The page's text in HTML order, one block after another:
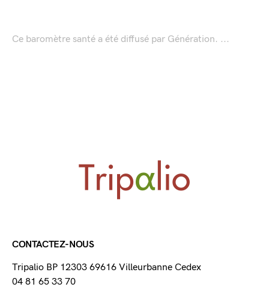
Ce baromètre santé a été diffusé par Génération. ...
CONTACTEZ-NOUS
Tripalio BP 12303 69616 Villeurbanne Cedex
04 81 65 33 70